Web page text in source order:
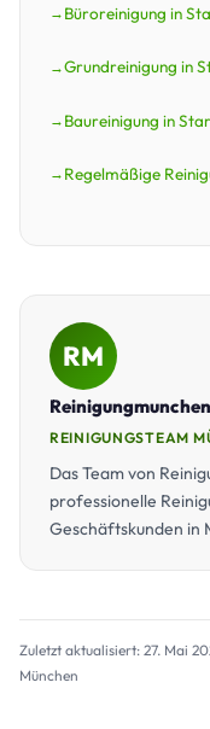
Büroreinigung in
Grundreinigung in
Baureinigung in
Regelmäßige
RM
REINIGUNGSTEAM
Das Team von
professionelle
Geschäftskunden in
Zuletzt aktualisiert: 27. Mai
München